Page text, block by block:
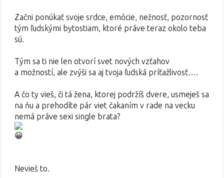
Začni ponúkať svoje srdce, emócie, nežnosť, pozornosť
tým ľudskými bytostiam, ktoré práve teraz okolo teba
sú.
Tým sa ti nie len otvorí svet nových vzťahov
a možností, ale zvýši sa aj tvoja ľudská príťažlivosť….
A čo ty vieš, či tá žena, ktorej podržíš dvere, usmeješ sa
na ňu a prehodíte pár viet čakaním v rade na vecku
nemá práve sexi single brata?
Nevieš to.